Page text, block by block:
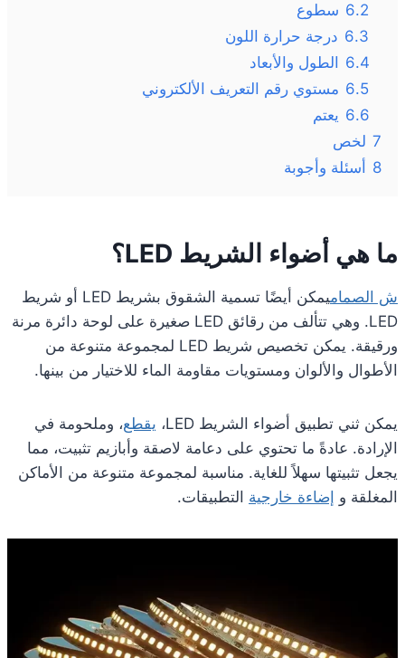
6.2 سطوع
6.3 درجة حرارة اللون
6.4
الطول والأبعاد
6.5 مستوي رقم التعريف الألكتروني
6.6 يعتم
7 لخص
8
أسئلة وأجوبة
ما هي أضواء الشريط LED؟
ش الصمام
يمكن أيضًا تسمية الشقوق بشريط LED أو شريط
LED. وهي تتألف من رقائق LED صغيرة على لوحة دائرة مرنة
ورقيقة. يمكن تخصيص شريط LED لمجموعة متنوعة من
الأطوال والألوان ومستويات مقاومة الماء للاختيار من بينها.
يمكن ثني تطبيق أضواء الشريط LED، يقطع، وملحومة في
الإرادة. عادةً ما تحتوي على دعامة لاصقة وأبازيم تثبيت، مما
يجعل تثبيتها سهلاً للغاية. مناسبة لمجموعة متنوعة من الأماكن
المغلقة و إضاءة خارجية التطبيقات.